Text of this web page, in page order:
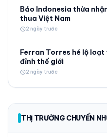
Báo Indonesia thừa
thua Việt Nam
schedule2 ngày trước
Ferran Torres hé lộ loạt
đỉnh thế giới
schedule2 ngày trước
THỊ TRƯỜNG CHUYỂN